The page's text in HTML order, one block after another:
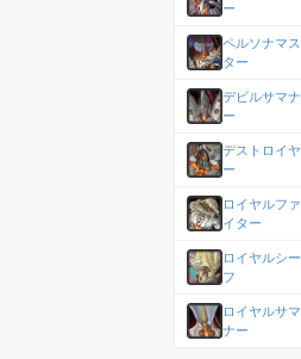
ー
ペルソナマス
ター
デビルサマナ
ー
デストロイヤ
ー
ロイヤルファ
イター
ロイヤルシー
フ
ロイヤルサマ
ナー